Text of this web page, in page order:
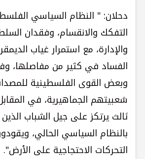
دحلان: " النظام السياسي
التفكك والانقسام، وفقدان
والإدارة، مع استمرار غياب
الفساد في كثير من مفاصلها،
وبعض القوى الفلسطينية
شعبيتهم الجماهيرية، في
ثالث يرتكز على جيل الشباب
بالنظام السياسي الحالي،
التحركات الاحتجاجية على الأرض".